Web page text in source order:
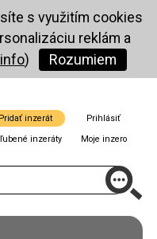
s využitím cookies
reklám a
) Rozumiem
Pridať inzerát
Prihlásiť
inzeráty
Moje inzero